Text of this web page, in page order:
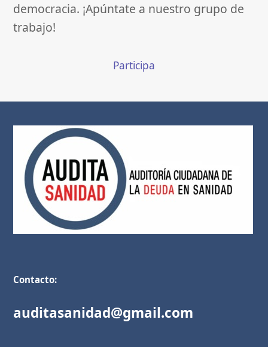
democracia. ¡Apúntate a nuestro grupo de
trabajo!
Participa
Contacto:
auditasanidad@gmail.com